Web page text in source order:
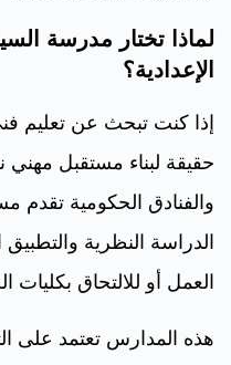
لماذا تختار مدرسة
الإعدادية؟
إذا كنت تبحث عن تعليم
حقيقة لبناء مستقبل
والفنادق الحكومية تقدم
الدراسة النظرية
العمل أو للالتحاق بكليات
هذه المدارس تعتمد على